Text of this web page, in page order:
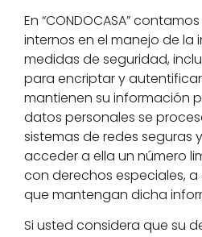
En “CONDOCASA”
internos en el manejo de la
medidas de seguridad,
para encriptar y
mantienen su información
datos personales se
sistemas de redes seguras
acceder a ella un número
con derechos especiales, a
que mantengan dicha
Si usted considera que su